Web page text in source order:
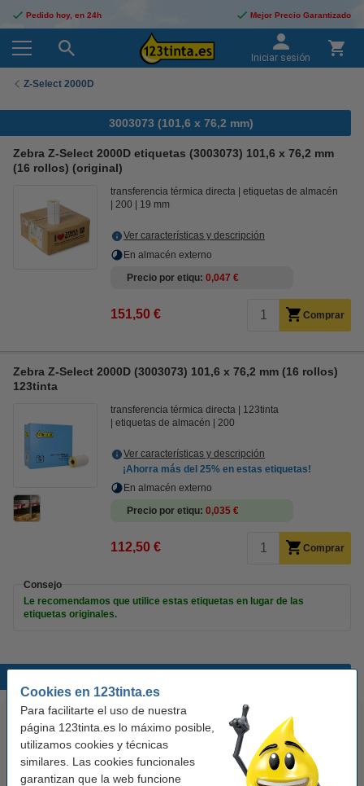
Cookies en 123tinta.es
Para facilitarte el uso de nuestra
página 123tinta.es lo máximo posible,
utilizamos cookies y técnicas
similares. Las cookies funcionales
garantizan que la web funcione
Pedido hoy, en 24h Mejor Precio Garantizado
Iniciar sesión
Z-Select 2000D
3003073 (101,6 x 76,2 mm)
Zebra Z-Select 2000D etiquetas (3003073) 101,6 x 76,2 mm
(16 rollos) (original)
transferencia térmica directa
etiquetas de almacén
200
19 mm
Ver características y descripción
En almacén externo
Precio por etiqu 0,047 €
151,50 € Comprar
Zebra Z-Select 2000D (3003073) 101,6 x 76,2 mm (16 rollos)
123tinta
transferencia térmica directa
123tinta
etiquetas de almacén
200
Ver características y descripción
¡Ahorra más del 25% en estas etiquetas!
En almacén externo
Precio por etiqu 0,035 €
112,50 € Comprar
Consejo
Le recomendamos que utilice estas etiquetas en lugar de las
etiquetas originales.